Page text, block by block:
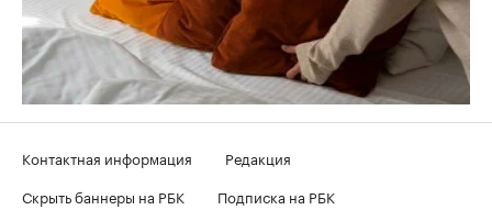
Контактная информация
Редакция
Скрыть баннеры на РБК
Подписка на РБК